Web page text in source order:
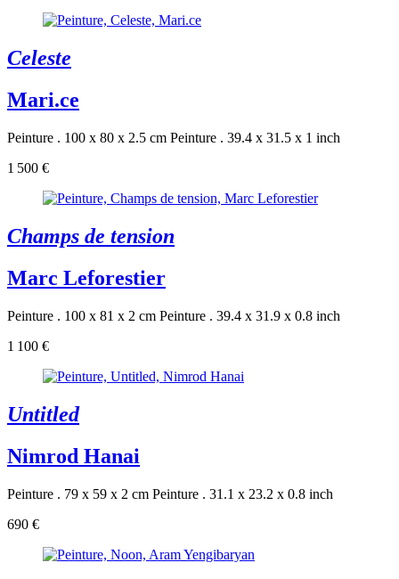
Celeste
Mari.ce
Peinture . 100 x 80 x 2.5 cm Peinture . 39.4 x 31.5 x 1 inch
1 500 €
Champs de tension
Marc Leforestier
Peinture . 100 x 81 x 2 cm Peinture . 39.4 x 31.9 x 0.8 inch
1 100 €
Untitled
Nimrod Hanai
Peinture . 79 x 59 x 2 cm Peinture . 31.1 x 23.2 x 0.8 inch
690 €